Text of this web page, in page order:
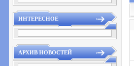
ИНТЕРЕСНОЕ
АРХИВ НОВОСТЕЙ